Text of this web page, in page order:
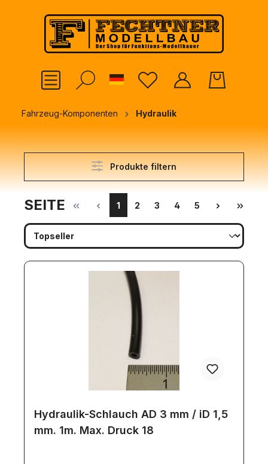
springen
German
Fahrzeug-Komponenten Hydraulik
Produkte filtern
SEITE 1 2 3 4 5
Hydraulik-Schlauch AD 3 mm / iD 1,5
mm. 1m. Max. Druck 18